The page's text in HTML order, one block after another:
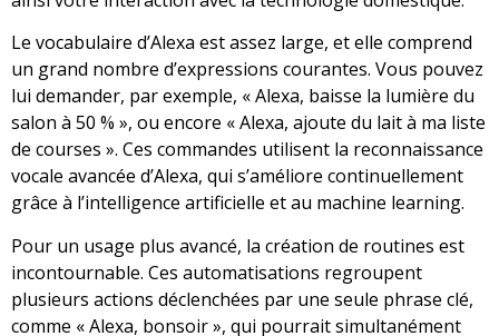
Le vocabulaire d’Alexa est assez large, et elle comprend
un grand nombre d’expressions courantes. Vous pouvez
lui demander, par exemple, « Alexa, baisse la lumière du
salon à 50 % », ou encore « Alexa, ajoute du lait à ma liste
de courses ». Ces commandes utilisent la reconnaissance
vocale avancée d’Alexa, qui s’améliore continuellement
grâce à l’intelligence artificielle et au machine learning.
Pour un usage plus avancé, la création de routines est
incontournable. Ces automatisations regroupent
plusieurs actions déclenchées par une seule phrase clé,
comme « Alexa, bonsoir », qui pourrait simultanément